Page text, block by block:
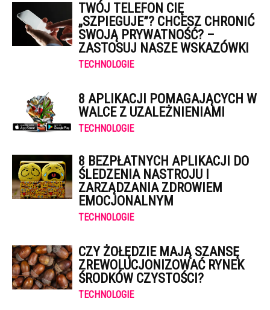
TWÓJ TELEFON CIĘ
„SZPIEGUJE”? CHCESZ CHRONIĆ
SWOJĄ PRYWATNOŚĆ? –
ZASTOSUJ NASZE WSKAZÓWKI
TECHNOLOGIE
8 APLIKACJI POMAGAJĄCYCH W
WALCE Z UZALEŻNIENIAMI
TECHNOLOGIE
8 BEZPŁATNYCH APLIKACJI DO
ŚLEDZENIA NASTROJU I
ZARZĄDZANIA ZDROWIEM
EMOCJONALNYM
TECHNOLOGIE
CZY ŻOŁĘDZIE MAJĄ SZANSĘ
ZREWOLUCJONIZOWAĆ RYNEK
ŚRODKÓW CZYSTOŚCI?
TECHNOLOGIE